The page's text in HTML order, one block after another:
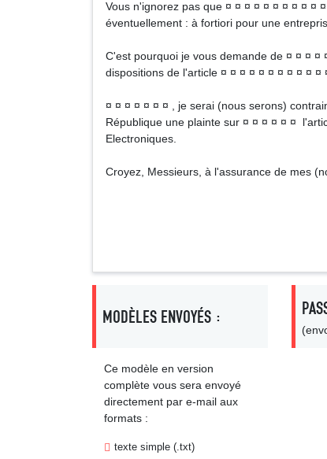
Vous n'ignorez pas que ¤ ¤ ¤ ¤ ¤ ¤ ¤ ¤ ¤ ¤
éventuellement : à fortiori pour une
C'est pourquoi je vous demande de ¤ ¤ ¤
dispositions de l'article ¤ ¤ ¤ ¤ ¤ ¤ ¤ ¤ ¤ ¤ ¤
¤ ¤ ¤ ¤ ¤ ¤ ¤ , je serai (nous serons)
République une plainte sur ¤ ¤ ¤ ¤ ¤ ¤
Electroniques.
Croyez, Messieurs, à l'assurance de mes
MODÈLES ENVOYÉS :
Ce modèle en version
complète vous sera envoyé
directement par e-mail aux
formats :
texte simple (.txt)